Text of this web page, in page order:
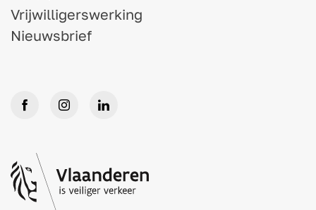
Vrijwilligerswerking
Nieuwsbrief